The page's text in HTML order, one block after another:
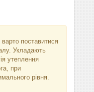
поставитися
Укладають
утеплення
при
рівня.